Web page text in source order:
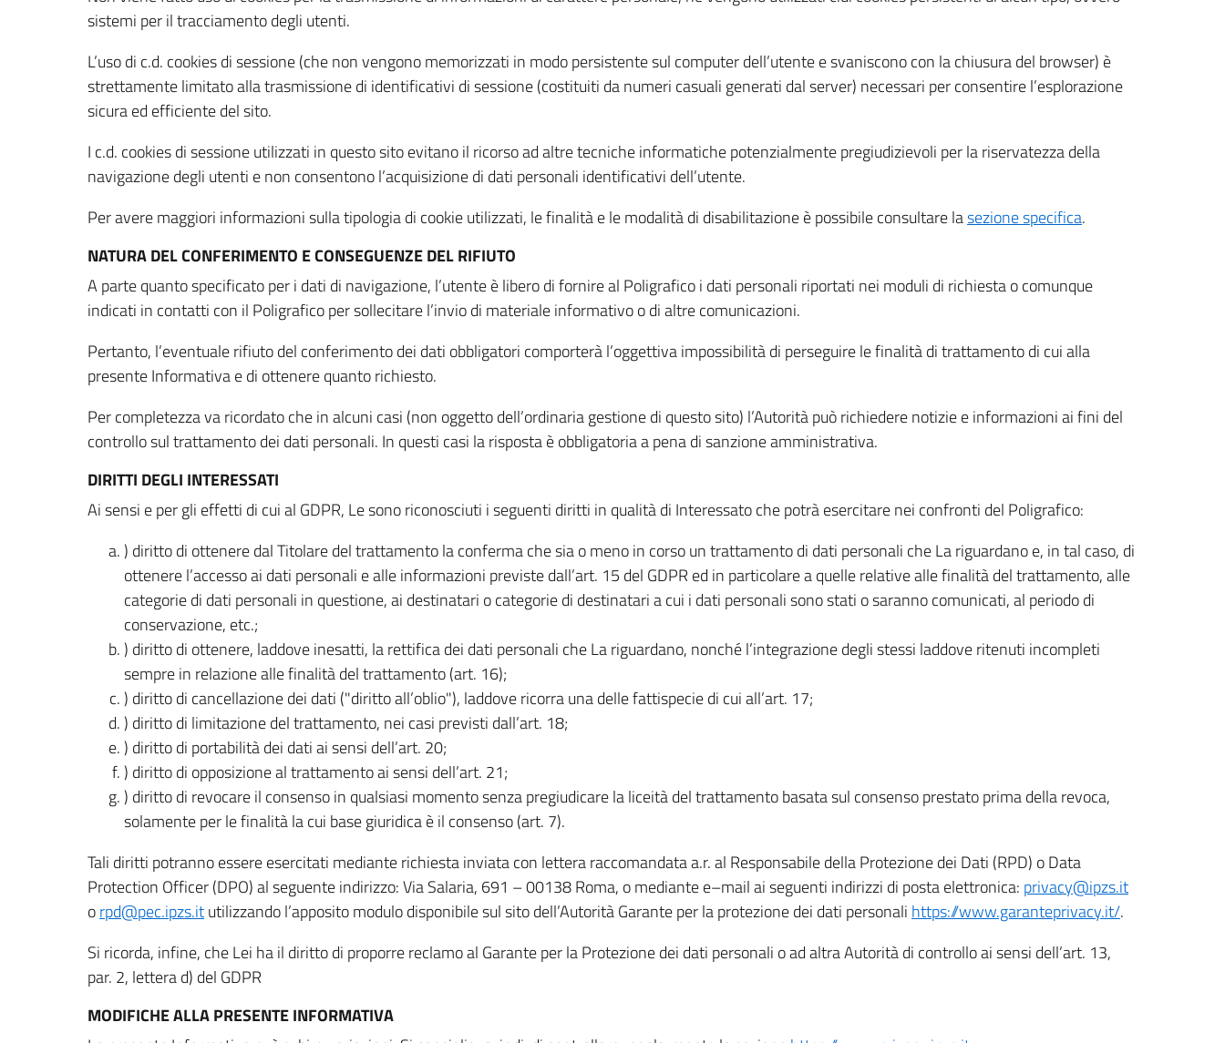
sistemi per il tracciamento degli utenti.
L’uso di c.d. cookies di sessione (che non vengono memorizzati in modo persistente sul computer dell’utente e svaniscono con la chiusura del browser) è
strettamente limitato alla trasmissione di identificativi di sessione (costituiti da numeri casuali generati dal server) necessari per consentire l’esplorazione
sicura ed efficiente del sito.
I c.d. cookies di sessione utilizzati in questo sito evitano il ricorso ad altre tecniche informatiche potenzialmente pregiudizievoli per la riservatezza della
navigazione degli utenti e non consentono l’acquisizione di dati personali identificativi dell’utente.
Per avere maggiori informazioni sulla tipologia di cookie utilizzati, le finalità e le modalità di disabilitazione è possibile consultare lasezione specifica.
NATURA DEL CONFERIMENTO E CONSEGUENZE DEL RIFIUTO
A parte quanto specificato per i dati di navigazione, l’utente è libero di fornire al Poligrafico i dati personali riportati nei moduli di richiesta o comunque
indicati in contatti con il Poligrafico per sollecitare l’invio di materiale informativo o di altre comunicazioni.
Pertanto, l’eventuale rifiuto del conferimento dei dati obbligatori comporterà l’oggettiva impossibilità di perseguire le finalità di trattamento di cui alla
presente Informativa e di ottenere quanto richiesto.
Per completezza va ricordato che in alcuni casi (non oggetto dell’ordinaria gestione di questo sito) l’Autorità può richiedere notizie e informazioni ai fini del
controllo sul trattamento dei dati personali. In questi casi la risposta è obbligatoria a pena di sanzione amministrativa.
DIRITTI DEGLI INTERESSATI
Ai sensi e per gli effetti di cui al GDPR, Le sono riconosciuti i seguenti diritti in qualità di Interessato che potrà esercitare nei confronti del Poligrafico:
) diritto di ottenere dal Titolare del trattamento la conferma che sia o meno in corso un trattamento di dati personali che La riguardano e, in tal caso, di
ottenere l’accesso ai dati personali e alle informazioni previste dall’art. 15 del GDPR ed in particolare a quelle relative alle finalità del trattamento, alle
categorie di dati personali in questione, ai destinatari o categorie di destinatari a cui i dati personali sono stati o saranno comunicati, al periodo di
conservazione, etc.;
) diritto di ottenere, laddove inesatti, la rettifica dei dati personali che La riguardano, nonché l’integrazione degli stessi laddove ritenuti incompleti
sempre in relazione alle finalità del trattamento (art. 16);
) diritto di cancellazione dei dati ("diritto all’oblio"), laddove ricorra una delle fattispecie di cui all’art. 17;
) diritto di limitazione del trattamento, nei casi previsti dall’art. 18;
) diritto di portabilità dei dati ai sensi dell’art. 20;
) diritto di opposizione al trattamento ai sensi dell’art. 21;
) diritto di revocare il consenso in qualsiasi momento senza pregiudicare la liceità del trattamento basata sul consenso prestato prima della revoca,
solamente per le finalità la cui base giuridica è il consenso (art. 7).
Tali diritti potranno essere esercitati mediante richiesta inviata con lettera raccomandata a.r. al Responsabile della Protezione dei Dati (RPD) o Data
Protection Officer (DPO) al seguente indirizzo: Via Salaria, 691 – 00138 Roma, o mediante e–mail ai seguenti indirizzi di posta elettronica: privacy@ipzs.it
orpd@pec.ipzs.itutilizzando l’apposito modulo disponibile sul sito dell’Autorità Garante per la protezione dei dati personali https://www.garanteprivacy.it/.
Si ricorda, infine, che Lei ha il diritto di proporre reclamo al Garante per la Protezione dei dati personali o ad altra Autorità di controllo ai sensi dell’art. 13,
par. 2, lettera d) del GDPR
MODIFICHE ALLA PRESENTE INFORMATIVA